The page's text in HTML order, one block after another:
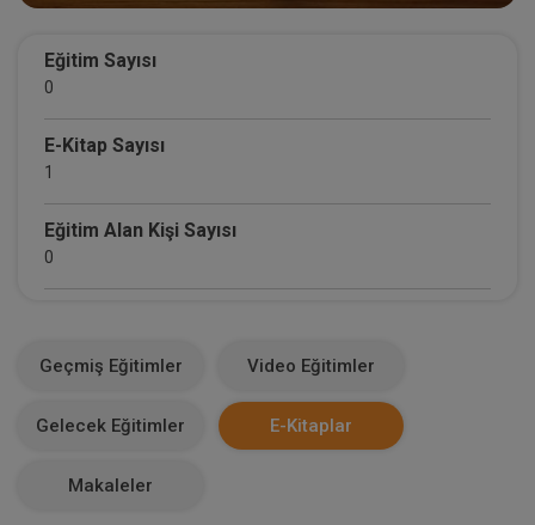
Eğitim Sayısı
0
E-Kitap Sayısı
1
Eğitim Alan Kişi Sayısı
0
0
Geçmiş Eğitimler Video Eğitimler
Gelecek Eğitimler E-Kitaplar
Makaleler